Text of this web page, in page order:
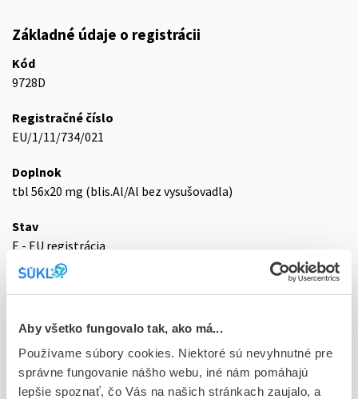
Aby všetko fungovalo tak, ako má...
Používame súbory cookies. Niektoré sú nevyhnutné pre
správne fungovanie nášho webu, iné nám pomáhajú
lepšie spoznať, čo Vás na našich stránkach zaujalo, a
Základné údaje o registrácii
Kód
9728D
Registračné číslo
EU/1/11/734/021
Doplnok
tbl 56x20 mg (blis.Al/Al bez vysušovadla)
Stav
E - EU registrácia
Typ registračnej procedúry
Európska
Držiteľ, krajina
Takeda Pharma A/S, Dánsko
Indikačná skupina